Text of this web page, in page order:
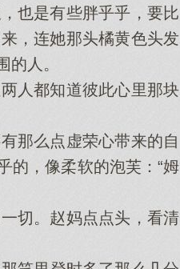
也是有些胖乎乎，要比
，连她那头橘黄色头发
人。
人都知道彼此心里那块
那么点虚荣心带来的自
，像柔软的泡芙：“姆
切。赵妈点点头，看清